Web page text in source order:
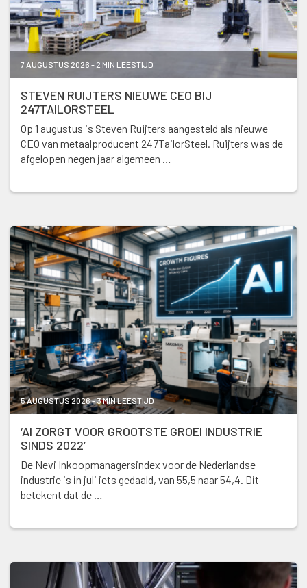
7 AUGUSTUS 2026 - 2 MIN LEESTIJD
STEVEN RUIJTERS NIEUWE CEO BIJ
247TAILORSTEEL
Op 1 augustus is Steven Ruijters aangesteld als nieuwe
CEO van metaalproducent 247TailorSteel. Ruijters was de
afgelopen negen jaar algemeen …
5 AUGUSTUS 2026 - 3 MIN LEESTIJD
‘AI ZORGT VOOR GROOTSTE GROEI INDUSTRIE
SINDS 2022’
De Nevi Inkoopmanagersindex voor de Nederlandse
industrie is in juli iets gedaald, van 55,5 naar 54,4. Dit
betekent dat de …